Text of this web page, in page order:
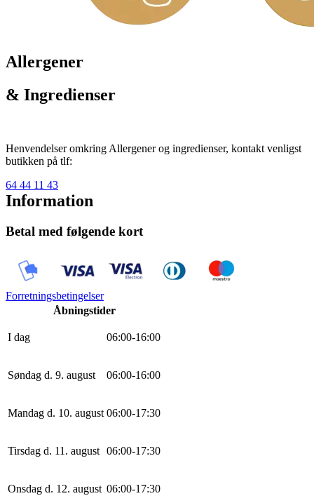
Allergener
& Ingredienser
Henvendelser omkring Allergener og ingredienser, kontakt venligst
butikken på tlf:
64 44 11 43
Information
Betal med følgende kort
Forretningsbetingelser
Åbningstider
I dag 06:00-16:00
Søndag d. 9. august 06:00-16:00
Mandag d. 10. august 06:00-17:30
Tirsdag d. 11. august 06:00-17:30
Onsdag d. 12. august 06:00-17:30